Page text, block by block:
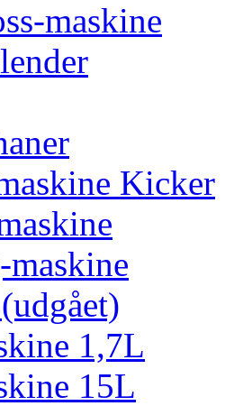
maskine
Kicker
1,7L
15L